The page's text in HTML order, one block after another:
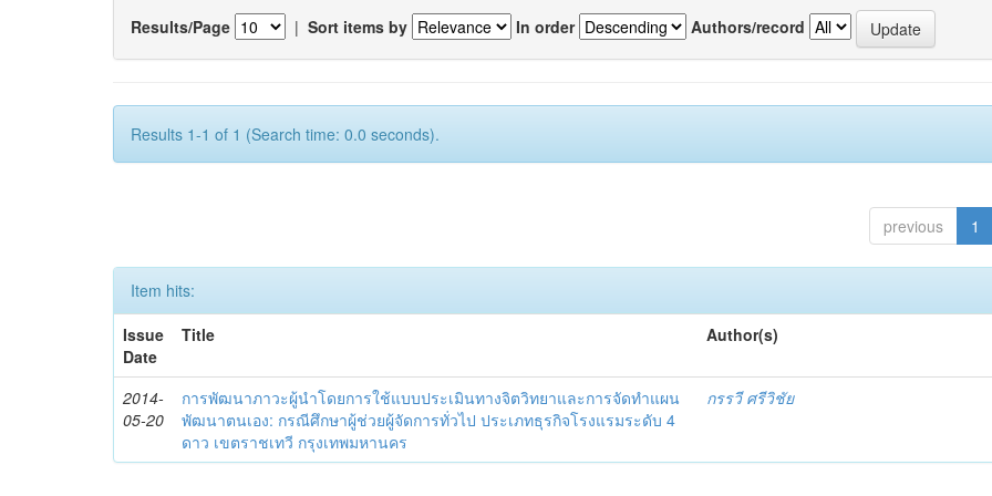
Results/Page | Sort items by In order Authors/record
Results 1-1 of 1 (Search time: 0.0 seconds).
previous 1
Item hits:
Issue
Date
Title Author(s)
2014-
05-20
การพัฒนาภาวะผู้นำโดยการใช้แบบประเมินทางจิตวิทยาและการจัดทำแผน
พัฒนาตนเอง: กรณีศึกษาผู้ช่วยผู้จัดการทั่วไป ประเภทธุรกิจโรงแรมระดับ 4
ดาว เขตราชเทวี กรุงเทพมหานคร
กรรวี ศรีวิชัย